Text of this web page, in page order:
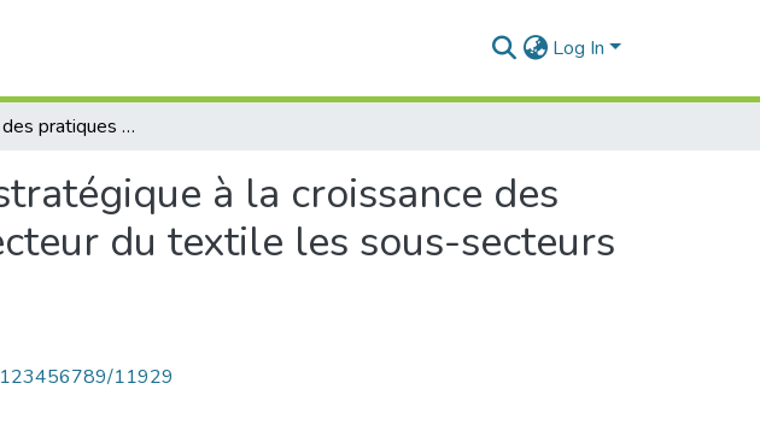
Log In
Contribution des pratiques de la veille stratégique à la croissance des PME exportatrices au Maroc : Cas du secteur du textile les sous-secteurs (TH) et CUIR
à la croissance des
du textile les sous-secteurs
123456789/11929